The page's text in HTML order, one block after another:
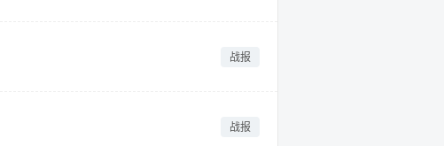
战报
战报